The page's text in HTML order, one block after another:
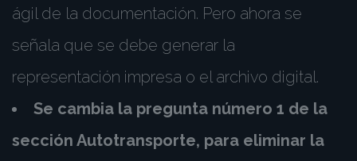
ágil de la documentación. Pero ahora se
señala que se debe generar la
representación impresa o el archivo digital.
Se cambia la pregunta número 1 de la
sección Autotransporte, para eliminar la